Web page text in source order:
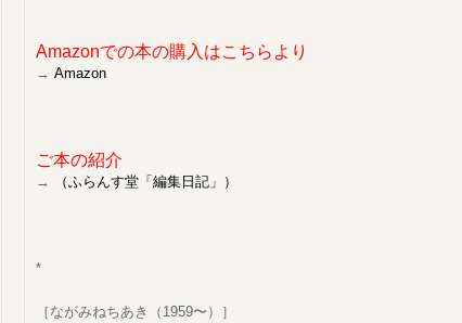
Amazonでの本の購入はこちらより
→ Amazon
ご本の紹介
→ （ふらんす堂「編集日記」）
*
［ながみねちあき（1959〜）］